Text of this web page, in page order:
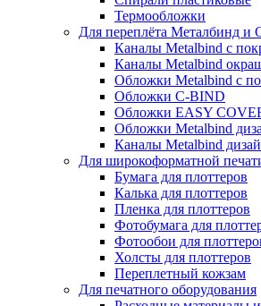
Термообложки
Для переплёта Металбинд и
Каналы Metalbind с
Каналы Metalbind
Обложки Metalbind с
Обложки C-BIND
Обложки EASY
Обложки Metalbind
Каналы Metalbind
Для широкоформатной
Бумага для плоттеров
Калька для плоттеров
Пленка для плоттеров
Фотобумага для
Фотообои для
Холсты для плоттеров
Переплетный кожзам
Для печатного оборудования